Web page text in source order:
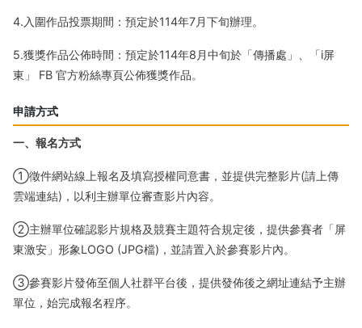
4.入圍作品投票期間：預定於114年7月下旬辦理。
5.獲獎作品公佈時間：預定於114年8月中旬於「傳播處」、「i屏
東」 FB 官方粉絲專頁公佈獲獎作品。
申請方式
一、報名方式
①徵件網站線上報名及填寫授權同意書，並提供完整影片(請上傳
雲端連結)，以利主辦單位審查影片內容。
②主辦單位確認影片規格及競賽主題符合規定後，提供參賽者「屏
東激安」形象LOGO (JPG檔)，並請置入於參賽影片內。
③參賽影片發佈至個人社群平台後，提供發佈後之網址連結予主辦
單位，始完成報名程序。